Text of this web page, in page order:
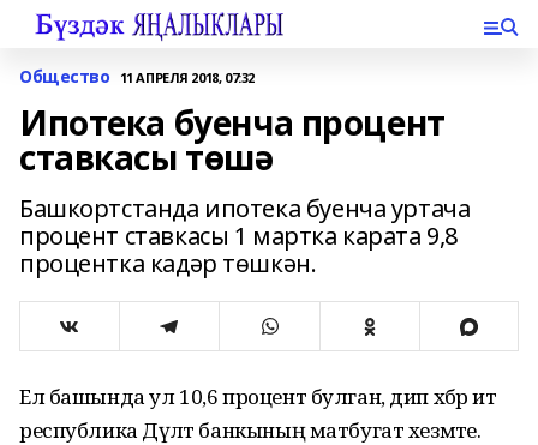
Общество 11 АПРЕЛЯ 2018, 07:32
Ипотека буенча процент
ставкасы төшә
Башкортстанда ипотека буенча уртача
процент ставкасы 1 мартка карата 9,8
процентка кадәр төшкән.
Ел башында ул 10,6 процент булган, дип хәбәр итә
республика Дәүләт банкының матбугат хезмәте.